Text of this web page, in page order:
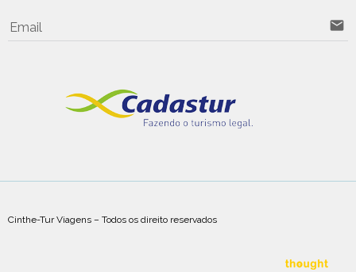
Email email
Cinthe-Tur Viagens – Todos os direito reservados